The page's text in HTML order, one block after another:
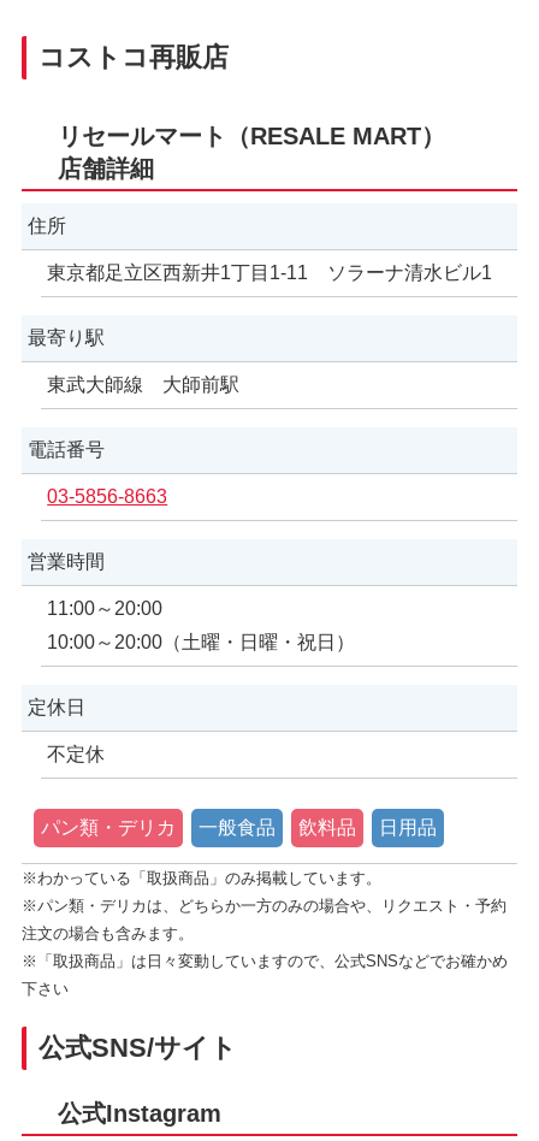
コストコ再販店
リセールマート（RESALE MART）
店舗詳細
住所
東京都足立区西新井1丁目1-11 ソラーナ清水ビル1
最寄り駅
東武大師線 大師前駅
電話番号
03-5856-8663
営業時間
11:00～20:00
10:00～20:00（土曜・日曜・祝日）
定休日
不定休
パン類・デリカ 一般食品 飲料品 日用品
※わかっている「取扱商品」のみ掲載しています。
※パン類・デリカは、どちらか一方のみの場合や、リクエスト・予約
注文の場合も含みます。
※「取扱商品」は日々変動していますので、公式SNSなどでお確かめ
下さい
公式SNS/サイト
公式Instagram